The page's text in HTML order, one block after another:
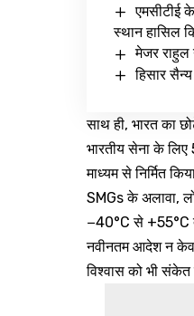
एमसीटीई
स्थान हासिल
मेजर राहुल
हिसार
साथ ही, भारत का
भारतीय सेना के
माध्यम से निर्मित
SMGs के अलावा,
−40°C से +55°C
नवीनतम आदेश न
विश्वास को भी संकेत